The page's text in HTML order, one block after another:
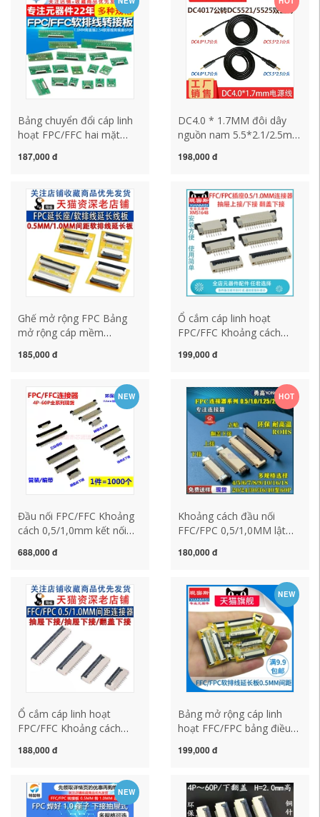
Bảng chuyển đổi cáp linh
hoạt FPC/FFC hai mặt
cắm thẳng bộ chuyển đổi
187,000 đ
DC4.0 * 1.7MM đôi dây
nguồn nam 5.5*2.1/2.5mm
nam sang nam DC cáp kết
198,000 đ
Ghế mở rộng FPC Bảng
mở rộng cáp mềm
Ghế bộ chuyển đổi cáp
185,000 đ
Ổ cắm cáp linh hoạt
FPC/FFC Khoảng cách
ngăn kéo kết nối đỉnh
đáy
199,000 đ
NEW
Đầu nối FPC/FFC Khoảng
cách 0,5/1,0mm kết nối
đáy/nhãn dán dọc
688,000 đ
HOT
Khoảng cách đầu nối
FFC/FPC 0,5/1,0MM lật
miếng dán dọc
180,000 đ
Ổ cắm cáp linh hoạt
FPC/FFC Khoảng cách
ngăn kéo kết nối đỉnh
đáy
188,000 đ
NEW
Bảng mở rộng cáp linh
hoạt FFC/FPC bảng điều
bảng khoảng cách
199,000 đ
NEW